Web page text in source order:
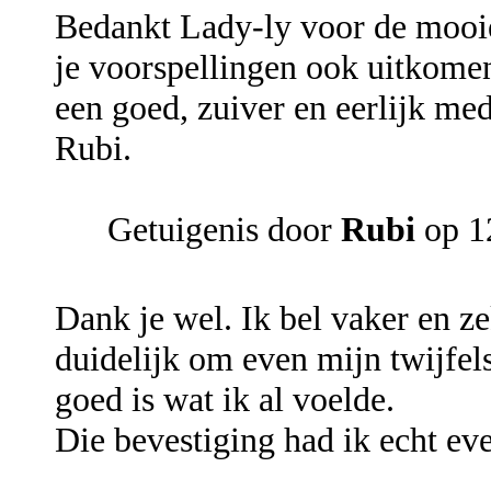
Bedankt Lady-ly voor de
je voorspellingen ook
een goed, zuiver en eerlijk
Rubi.
Getuigenis door Rubi op
Dank je wel. Ik bel vaker en
duidelijk om even mijn
goed is wat ik al voelde.
Die bevestiging had ik echt